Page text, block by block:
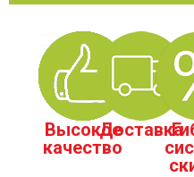
Высокое
качество
Доставка